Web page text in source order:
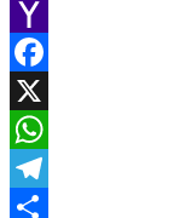
Gmail
Yahoo
Mail
Facebook
X
WhatsApp
Telegram